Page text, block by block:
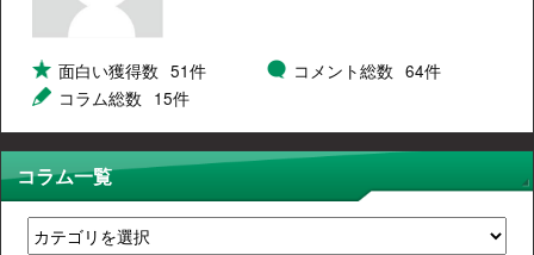
面白い獲得数 51件 コメント総数 64件
コラム総数 15件
コラム一覧